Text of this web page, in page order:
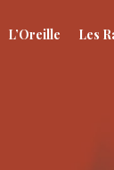
L’Oreille Les